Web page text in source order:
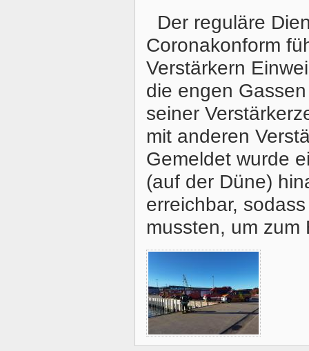
Der reguläre
Coronakonform
Verstärkern
die engen
seiner
mit anderen
Gemeldet wurde
(auf der Düne)
erreichbar,
mussten, um